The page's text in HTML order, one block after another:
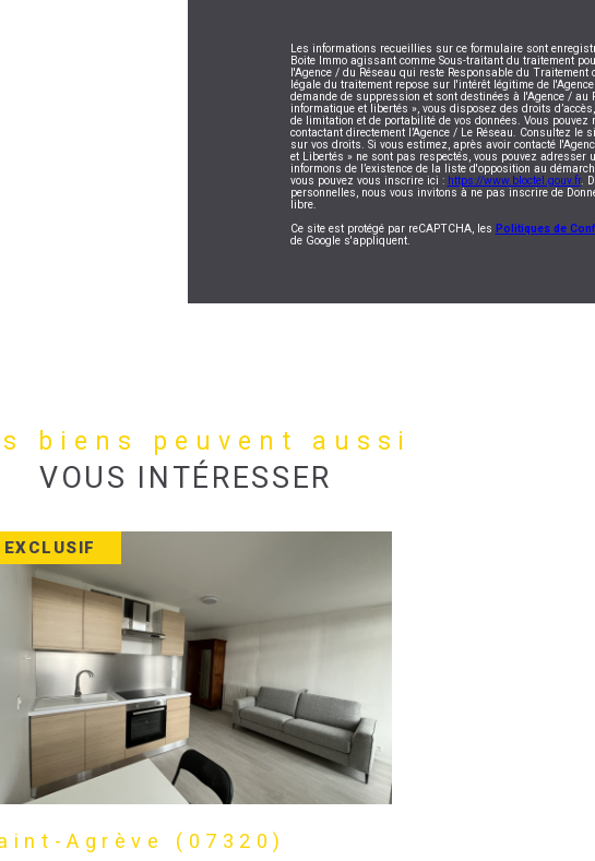
Les informations recueillies sur ce formulaire sont
Boite Immo agissant comme Sous-traitant du traitement
l'Agence / du Réseau qui reste Responsable du
légale du traitement repose sur l'intérêt légitime de
demande de suppression et sont destinées à l'Agence / au
informatique et libertés », vous disposez des droits
de limitation et de portabilité de vos données. Vous pouvez
contactant directement l’Agence / Le Réseau. Consultez le
sur vos droits. Si vous estimez, après avoir contacté
et Libertés » ne sont pas respectés, vous pouvez adresser
informons de l’existence de la liste d'opposition au
vous pouvez vous inscrire ici : https://www.bloctel.gouv.fr.
personnelles, nous vous invitons à ne pas inscrire de
libre.
Ce site est protégé par reCAPTCHA, les Politiques de
de Google s'appliquent.
biens peuvent aussi
VOUS INTÉRESSER
EXCLUSIF
Agrève (07320)